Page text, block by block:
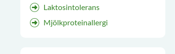
Laktosintolerans
Mjölkproteinallergi